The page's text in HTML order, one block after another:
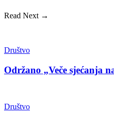
Read Next →
Društvo
Održano „Veče sjećanja
Društvo